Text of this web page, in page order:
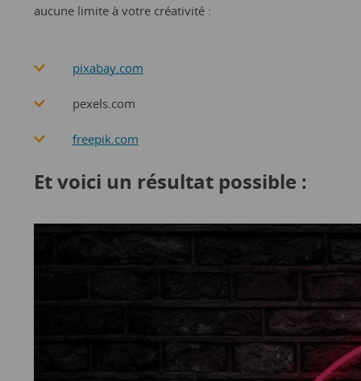
aucune limite à votre créativité :
pixabay.com
pexels.com
freepik.com
Et voici un résultat possible :